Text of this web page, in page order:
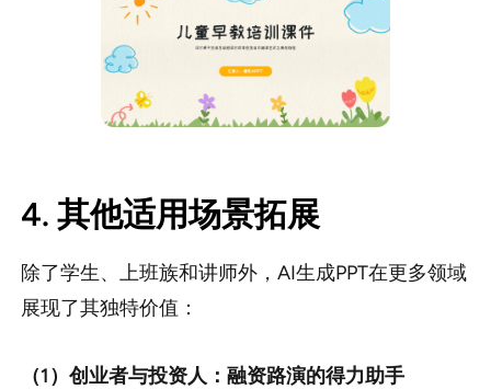
4. 其他适用场景拓展
除了学生、上班族和讲师外，AI生成PPT在更多领域
展现了其独特价值：
（1）创业者与投资人：融资路演的得力助手